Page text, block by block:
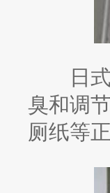
日式
臭和调
厕纸等